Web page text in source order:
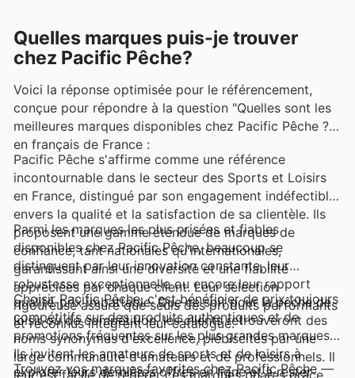
Quelles marques puis-je trouver
chez Pacific Pêche?
Voici la réponse optimisée pour le référencement,
conçue pour répondre à la question "Quelles sont les
meilleures marques disponibles chez Pacific Pêche ?"
en français de France :
Pacific Pêche s'affirme comme une référence
incontournable dans le secteur des Sports et Loisirs
en France, distingué par son engagement indéfectible
envers la qualité et la satisfaction de sa clientèle. Ils
proposent une gamme étendue de marques de
confiance, tant nationales qu'internationales,
garantissant ainsi une diversité et une fiabilité
appréciées par chaque client. Leur sélection
rigoureuse assure que seuls des produits performants
et reconnus intègrent leur catalogue.
Parmi les marques les plus prisées et fiables
disponibles chez Pacific Pêche, beaucoup se
distinguent par leur innovation constante, leur
robustesse exceptionnelle ou encore leur rapport
qualité-prix imbattable. Que ce soit pour la pêche de
loisir ou de compétition, les clients retrouveront des
noms synonymes d'excellence, plébiscités par une
large communauté d'amateurs et de professionnels. Il
leur est facile de repérer ces marques phares grâce
Choisir Pacific Pêche, c'est bénéficier de prix toujours
compétitifs sur des produits authentiques et de
promotions fréquentes sur les plus grandes marques.
Ils invitent les amateurs de sports et de loisirs à
explorer leurs dernières offres en ligne et à rester
Trouvez vos marques favorites chez Pacific Pêche —